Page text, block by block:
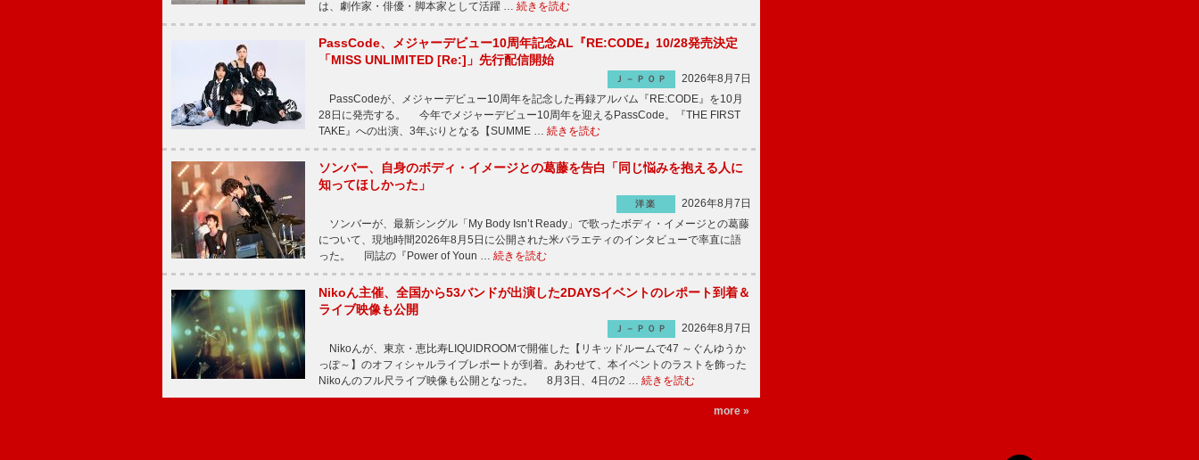
は、劇作家・俳優・脚本家として活躍 … 続きを読む
PassCode、メジャーデビュー10周年記念AL『RE:CODE』10/28発売決定
「MISS UNLIMITED [Re:]」先行配信開始
Ｊ－ＰＯＰ
2026年8月7日
PassCodeが、メジャーデビュー10周年を記念した再録アルバム『RE:CODE』を10月
28日に発売する。 今年でメジャーデビュー10周年を迎えるPassCode。『THE FIRST
TAKE』への出演、3年ぶりとなる【SUMME … 続きを読む
ソンバー、自身のボディ・イメージとの葛藤を告白「同じ悩みを抱える人に
知ってほしかった」
洋楽
2026年8月7日
ソンバーが、最新シングル「My Body Isn’t Ready」で歌ったボディ・イメージとの葛藤
について、現地時間2026年8月5日に公開された米バラエティのインタビューで率直に語
った。 同誌の『Power of Youn … 続きを読む
Nikoん主催、全国から53バンドが出演した2DAYSイベントのレポート到着＆
ライブ映像も公開
Ｊ－ＰＯＰ
2026年8月7日
Nikoんが、東京・恵比寿LIQUIDROOMで開催した【リキッドルームで47 ～ぐんゆうか
っぽ～】のオフィシャルライブレポートが到着。あわせて、本イベントのラストを飾った
Nikoんのフル尺ライブ映像も公開となった。 8月3日、4日の2 … 続きを読む
more »